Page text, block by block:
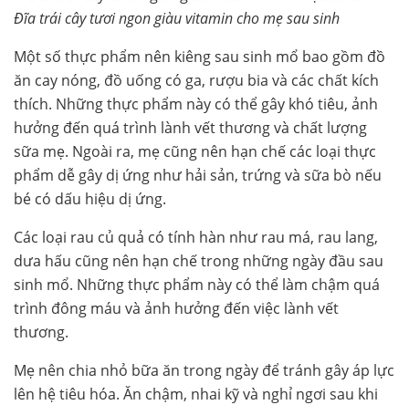
Đĩa trái cây tươi ngon giàu vitamin cho mẹ sau sinh
Một số thực phẩm nên kiêng sau sinh mổ bao gồm đồ
ăn cay nóng, đồ uống có ga, rượu bia và các chất kích
thích. Những thực phẩm này có thể gây khó tiêu, ảnh
hưởng đến quá trình lành vết thương và chất lượng
sữa mẹ. Ngoài ra, mẹ cũng nên hạn chế các loại thực
phẩm dễ gây dị ứng như hải sản, trứng và sữa bò nếu
bé có dấu hiệu dị ứng.
Các loại rau củ quả có tính hàn như rau má, rau lang,
dưa hấu cũng nên hạn chế trong những ngày đầu sau
sinh mổ. Những thực phẩm này có thể làm chậm quá
trình đông máu và ảnh hưởng đến việc lành vết
thương.
Mẹ nên chia nhỏ bữa ăn trong ngày để tránh gây áp lực
lên hệ tiêu hóa. Ăn chậm, nhai kỹ và nghỉ ngơi sau khi